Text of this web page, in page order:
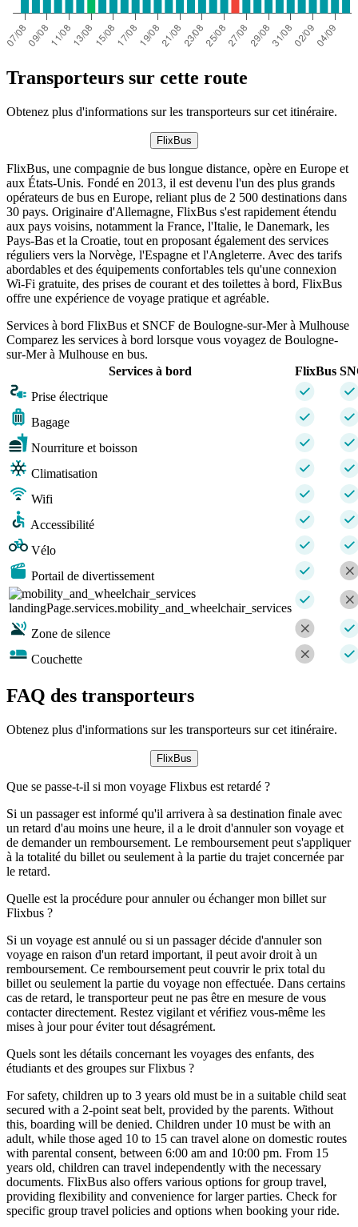
Transporteurs sur cette route
Obtenez plus d'informations sur les transporteurs sur cet itinéraire.
FlixBus
FlixBus, une compagnie de bus longue distance, opère en Europe et
aux États-Unis. Fondé en 2013, il est devenu l'un des plus grands
opérateurs de bus en Europe, reliant plus de 2 500 destinations dans
30 pays. Originaire d'Allemagne, FlixBus s'est rapidement étendu
aux pays voisins, notamment la France, l'Italie, le Danemark, les
Pays-Bas et la Croatie, tout en proposant également des services
réguliers vers la Norvège, l'Espagne et l'Angleterre. Avec des tarifs
abordables et des équipements confortables tels qu'une connexion
Wi-Fi gratuite, des prises de courant et des toilettes à bord, FlixBus
offre une expérience de voyage pratique et agréable.
Services à bord FlixBus et SNCF de Boulogne-sur-Mer à Mulhouse
Comparez les services à bord lorsque vous voyagez de Boulogne-
sur-Mer à Mulhouse en bus.
Services à bord
FlixBus
Prise électrique
Bagage
Nourriture et boisson
Climatisation
Wifi
Accessibilité
Vélo
Portail de divertissement
landingPage.services.mobility_and_wheelchair_services
Zone de silence
Couchette
FAQ des transporteurs
Obtenez plus d'informations sur les transporteurs sur cet itinéraire.
FlixBus
Que se passe-t-il si mon voyage Flixbus est retardé ?
Si un passager est informé qu'il arrivera à sa destination finale avec
un retard d'au moins une heure, il a le droit d'annuler son voyage et
de demander un remboursement. Le remboursement peut s'appliquer
à la totalité du billet ou seulement à la partie du trajet concernée par
le retard.
Quelle est la procédure pour annuler ou échanger mon billet sur
Flixbus ?
Si un voyage est annulé ou si un passager décide d'annuler son
voyage en raison d'un retard important, il peut avoir droit à un
remboursement. Ce remboursement peut couvrir le prix total du
billet ou seulement la partie du voyage non effectuée. Dans certains
cas de retard, le transporteur peut ne pas être en mesure de vous
contacter directement. Restez vigilant et vérifiez vous-même les
mises à jour pour éviter tout désagrément.
Quels sont les détails concernant les voyages des enfants, des
étudiants et des groupes sur Flixbus ?
For safety, children up to 3 years old must be in a suitable child seat
secured with a 2-point seat belt, provided by the parents. Without
this, boarding will be denied. Children under 10 must be with an
adult, while those aged 10 to 15 can travel alone on domestic routes
with parental consent, between 6:00 am and 10:00 pm. From 15
years old, children can travel independently with the necessary
documents. FlixBus also offers various options for group travel,
providing flexibility and convenience for larger parties. Check for
specific group travel policies and options when booking your ride.